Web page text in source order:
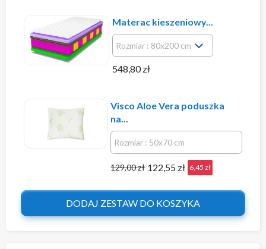
Materac kieszeniowy...
548,80 zł
Visco Aloe Vera poduszka
na...
129,00 zł 122,55 zł 6,45 zł
DODAJ ZESTAW DO KOSZYKA